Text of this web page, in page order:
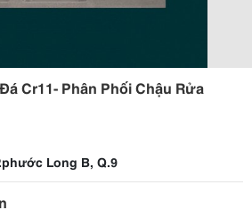
Cr11- Phân Phối Chậu Rửa
Long B, Q.9